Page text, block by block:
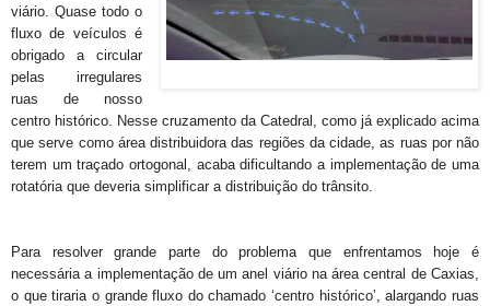
viário. Quase todo o
fluxo de veículos é
obrigado a circular
pelas irregulares
ruas de nosso
centro histórico. Nesse cruzamento da Catedral, como já explicado acima
que serve como área distribuidora das regiões da cidade, as ruas por não
terem um traçado ortogonal, acaba dificultando a implementação de uma
rotatória que deveria simplificar a distribuição do trânsito.
Para resolver grande parte do problema que enfrentamos hoje é
necessária a implementação de um anel viário na área central de Caxias,
o que tiraria o grande fluxo do chamado ‘centro histórico’, alargando ruas